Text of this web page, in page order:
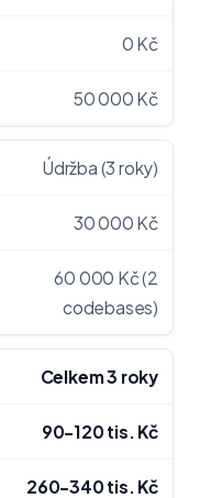
0 Kč
50 000 Kč
Údržba (3 roky)
30 000 Kč
60 000 Kč (2
codebases)
Celkem 3 roky
90–120 tis. Kč
260–340 tis. Kč